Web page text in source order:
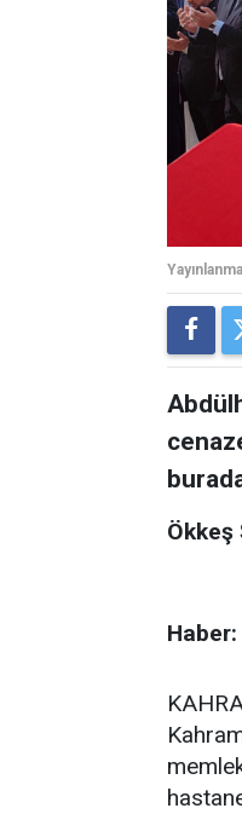
Ökkeş